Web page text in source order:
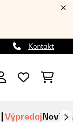
Kontakt
Výpredaj